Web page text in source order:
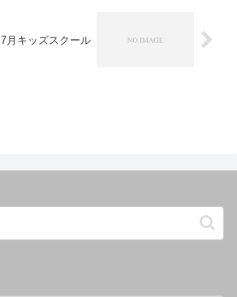
7月キッズスクール